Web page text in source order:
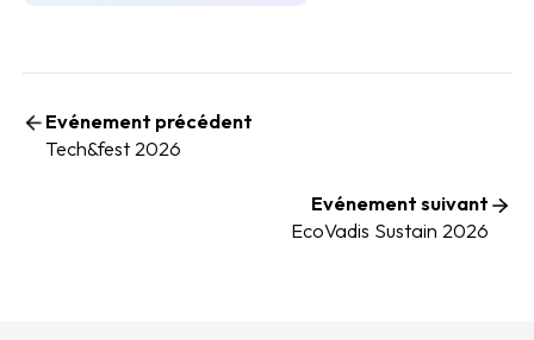
Evénement précédent
Tech&fest 2026
Evénement suivant
EcoVadis Sustain 2026